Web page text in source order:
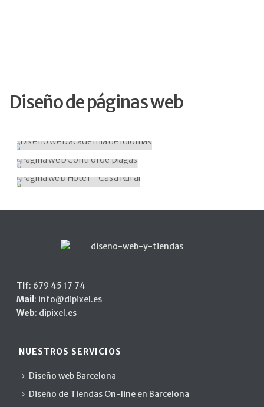
Diseño de páginas web
DISEÑO WEB ACADEMIA DE IDIOMAS
3. Premium web,
PÁGINA WEB CONTROL DE PLAGAS
Tlf: 679 45 17 74
Mail : info@dipixel.es
Web: dipixel.es
NUESTROS SERVICIOS
Diseño web Barcelona
Diseño de Tiendas On-line en Barcelona